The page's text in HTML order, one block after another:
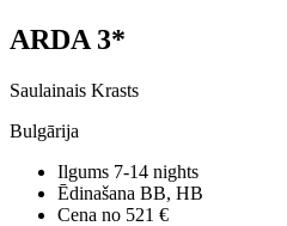
ARDA 3*
Saulainais Krasts
Bulgārija
Ilgums 7-14 nights
Ēdinašana BB, HB
Cena no 521 €